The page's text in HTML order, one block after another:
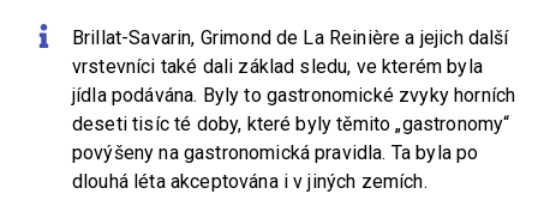
Brillat-Savarin, Grimond de La Reinière a jejich další
vrstevníci také dali základ sledu, ve kterém byla
jídla podávána. Byly to gastronomické zvyky horních
deseti tisíc té doby, které byly těmito „gastronomy“
povýšeny na gastronomická pravidla. Ta byla po
dlouhá léta akceptována i v jiných zemích.